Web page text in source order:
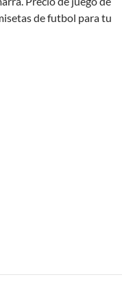
de futbol para tu